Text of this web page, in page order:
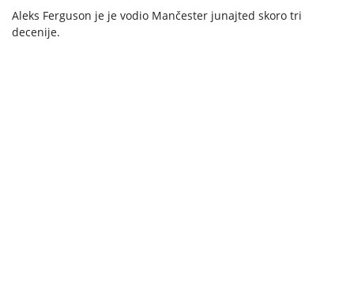
Aleks Ferguson je je vodio Mančester junajted skoro tri
decenije.